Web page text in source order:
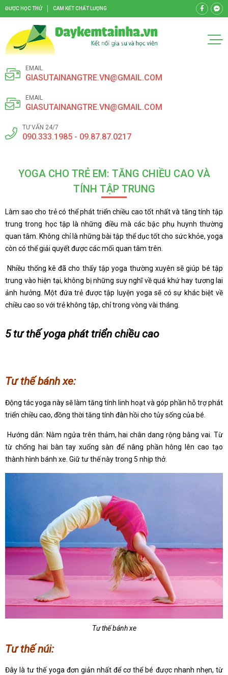
ĐƯỢC HỌC THỬ CAM KẾT CHẤT LƯỢNG
EMAIL
GIASUTAINANGTRE.VN@GMAIL.COM
EMAIL
GIASUTAINANGTRE.VN@GMAIL.COM
TƯ VẤN 24/7
090.333.1985 - 09.87.87.0217
YOGA CHO TRẺ EM: TĂNG CHIỀU CAO VÀ
TÍNH TẬP TRUNG
Làm sao cho trẻ có thể phát triển chiều cao tốt nhất và tăng tính tập
trung trong học tập là những điều mà các bậc phụ huynh thường
quan tâm. Không chỉ là những bài tập thể dục tốt cho sức khỏe, yoga
còn có thể giải quyết được các mối quan tâm trên.
Nhiều thống kê đã cho thấy tập yoga thường xuyên sẽ giúp bé tập
trung vào hiện tại, không bị những suy nghĩ về quá khứ hay tương lai
ảnh hưởng. Một đứa trẻ được tập luyện yoga sẽ có sự khác biệt về
chiều cao so với trẻ không tập, chỉ trong vòng vài tháng.
5 tư thế yoga phát triển chiều cao
Tư thế bánh xe:
Động tác yoga này sẽ làm tăng tính linh hoạt và góp phần hỗ trợ phát
triển chiều cao, đồng thời tăng tính đàn hồi cho tủy sống của bé.
Hướng dẫn: Nằm ngửa trên thảm, hai chân dang rộng bằng vai. Từ
từ chống hai bàn tay xuống sàn để nâng phần hông lên cao tạo
thành hình bánh xe. Giữ tư thế này trong 5 nhịp thở.
Tư thế bánh xe
Tư thế núi:
Đây là tư thế yoga đơn giản nhất để cơ thể bé được nhanh nhẹn, từ